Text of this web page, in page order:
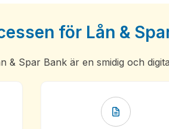
för Lån &
& Spar Bank är en smidig och